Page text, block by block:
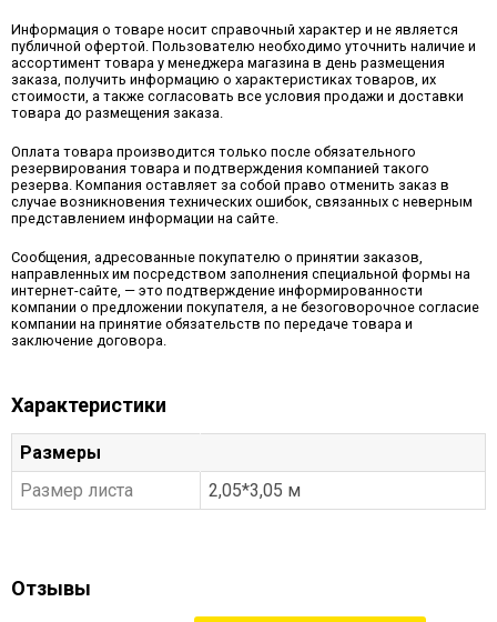
Информация о товаре носит справочный характер и не является
публичной офертой. Пользователю необходимо уточнить наличие и
ассортимент товара у менеджера магазина в день размещения
заказа, получить информацию о характеристиках товаров, их
стоимости, а также согласовать все условия продажи и доставки
товара до размещения заказа.
Оплата товара производится только после обязательного
резервирования товара и подтверждения компанией такого
резерва. Компания оставляет за собой право отменить заказ в
случае возникновения технических ошибок, связанных с неверным
представлением информации на сайте.
Сообщения, адресованные покупателю о принятии заказов,
направленных им посредством заполнения специальной формы на
интернет-сайте, — это подтверждение информированности
компании о предложении покупателя, а не безоговорочное согласие
компании на принятие обязательств по передаче товара и
заключение договора.
Характеристики
Размеры
Размер листа
2,05*3,05 м
Отзывы